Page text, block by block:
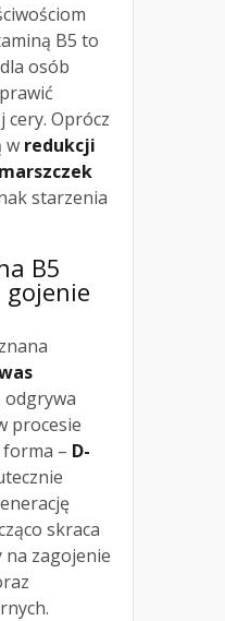
B5 to
osób
cery. Oprócz
w redukcji
starzenia
B5
gojenie
odgrywa
procesie
forma – D-
skraca
zagojenie